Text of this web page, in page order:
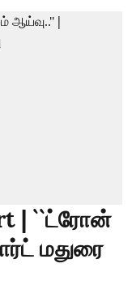
| ``ட்ரோன்
மதுரை